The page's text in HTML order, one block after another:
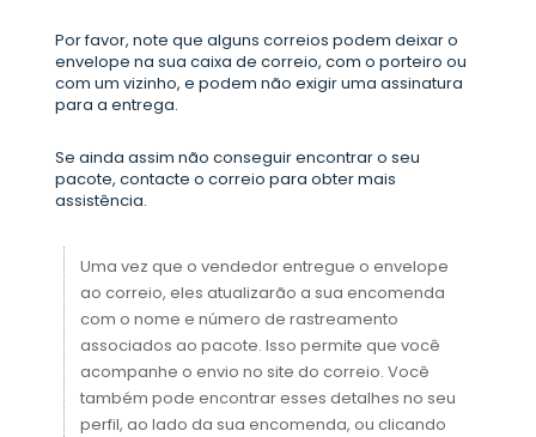
Por favor, note que alguns correios podem deixar o
envelope na sua caixa de correio, com o porteiro ou
com um vizinho, e podem não exigir uma assinatura
para a entrega.
Se ainda assim não conseguir encontrar o seu
pacote, contacte o correio para obter mais
assistência.
Uma vez que o vendedor entregue o envelope
ao correio, eles atualizarão a sua encomenda
com o nome e número de rastreamento
associados ao pacote. Isso permite que você
acompanhe o envio no site do correio. Você
também pode encontrar esses detalhes no seu
perfil, ao lado da sua encomenda, ou clicando